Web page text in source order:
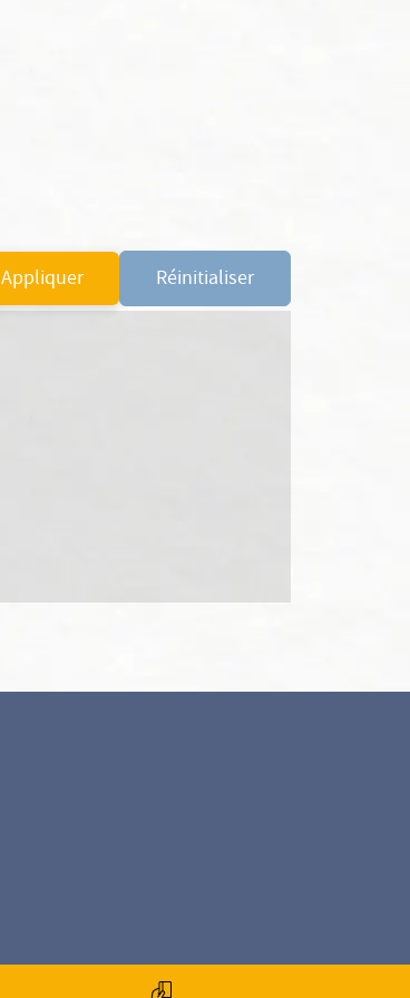
Appliquer Réinitialiser